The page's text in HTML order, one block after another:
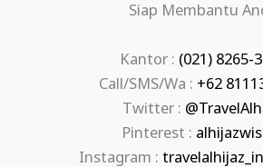
Siap Membantu
Kantor : (021) 8265-
Call/SMS/Wa : +62
Twitter :
Pinterest :
Instagram :